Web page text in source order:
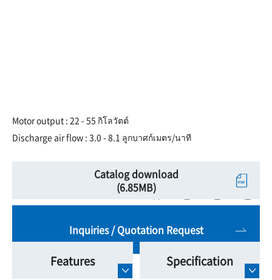
Motor output : 22 - 55 กิโลวัตต์
Discharge air flow : 3.0 - 8.1 ลูกบาศก์เมตร/นาที
Catalog download
(6.85MB)
Inquiries / Quotation Request
Features Specification